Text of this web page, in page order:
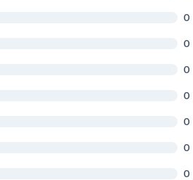
0
0
0
0
0
0
0